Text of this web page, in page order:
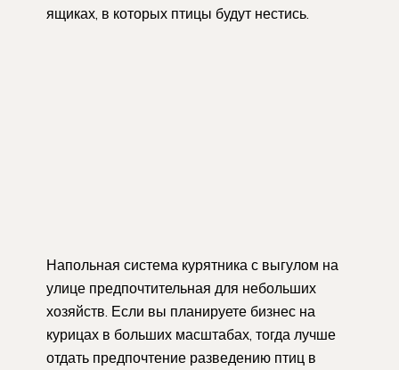
ящиках, в которых птицы будут нестись.
Напольная система курятника с выгулом на
улице предпочтительная для небольших
хозяйств. Если вы планируете бизнес на
курицах в больших масштабах, тогда лучше
отдать предпочтение разведению птиц в